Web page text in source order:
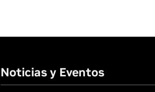
Noticias y Eventos